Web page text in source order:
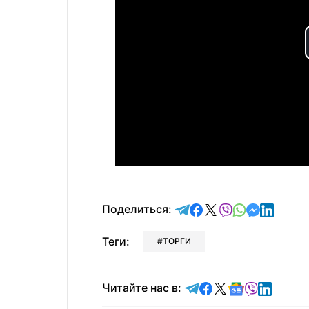
Поделиться: отправить в Telegram
поделиться в
поделиться в X
отправить в
отправить
Теги: ТОРГИ
Читайте нас в: Читайте в Telegram
Читайте в
Читайте в X
Читайте в
Читайте